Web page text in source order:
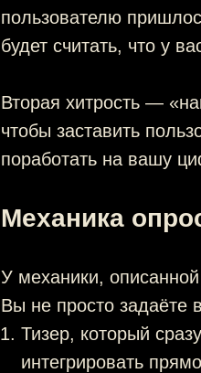
пользователю
будет считать, что у
Вторая хитрость —
чтобы заставить
поработать на вашу
Механика
У механики,
Вы не просто задаёте
Тизер, который
интегрировать